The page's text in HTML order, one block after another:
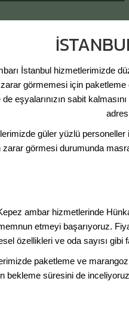
İstanbul hizmetlerimizde
zarar görmemesi için
eşyalarınızın sabit
güler yüzlü personeller
zarar görmesi durumunda
ambar hizmetlerinde
etmeyi başarıyoruz.
özellikleri ve oda sayısı
paketleme ve
bekleme süresini de